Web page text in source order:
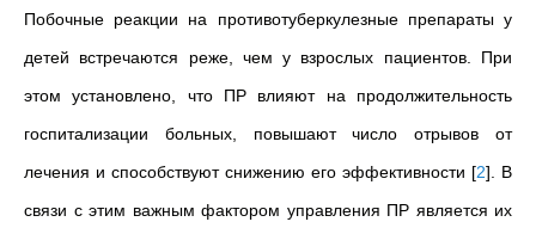
Побочные реакции на противотуберкулезные препараты у
детей встречаются реже, чем у взрослых пациентов. При
этом установлено, что ПР влияют на продолжительность
госпитализации больных, повышают числоотрывов от
лечения и способствуют снижению его эффективности [2] . В
связи с этим важным фактором управления ПР является их